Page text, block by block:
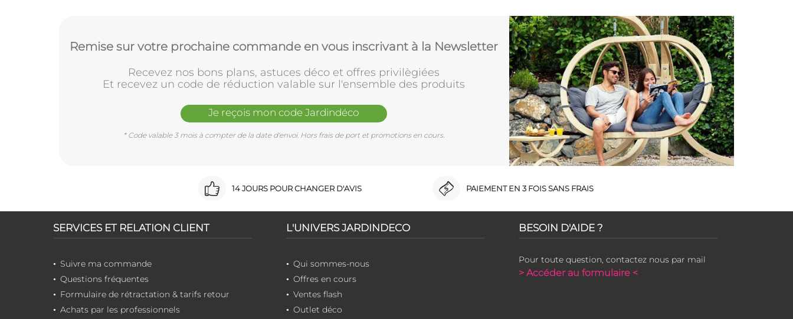
Remise sur votre prochaine commande en vous inscrivant à la Newsletter
Recevez nos bons plans, astuces déco et offres privilègiées
Et recevez un code de réduction valable sur l'ensemble des produits
Je reçois mon code Jardindéco
* Code valable 3 mois à compter de la date d'envoi. Hors frais de port et promotions en cours.
14 JOURS POUR CHANGER D'AVIS PAIEMENT EN 3 FOIS SANS FRAIS
SERVICES ET RELATION CLIENT
Suivre ma commande
Questions fréquentes
Formulaire de rétractation & tarifs retour
Achats par les professionnels
L'UNIVERS JARDINDECO
Qui sommes-nous
Offres en cours
Ventes flash
Outlet déco
BESOIN D'AIDE ?
Pour toute question, contactez nous par mail
> Accéder au formulaire <